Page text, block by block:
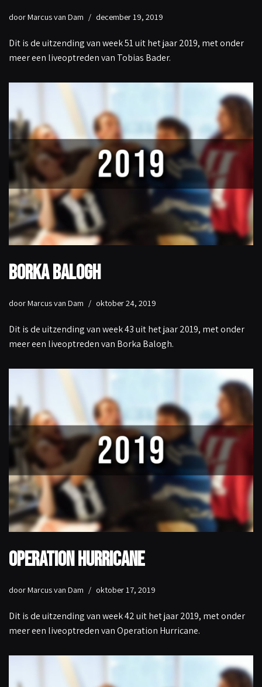
doorMarcus van Dam december 19, 2019
Dit is de uitzending van week 51 uit het jaar 2019, met onder
meer een liveoptreden van Tobias Bader.
Borka Balogh
doorMarcus van Dam oktober 24, 2019
Dit is de uitzending van week 43 uit het jaar 2019, met onder
meer een liveoptreden van Borka Balogh.
Operation Hurricane
doorMarcus van Dam oktober 17, 2019
Dit is de uitzending van week 42 uit het jaar 2019, met onder
meer een liveoptreden van Operation Hurricane.